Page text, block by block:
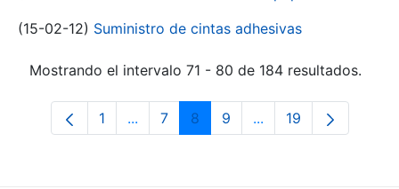
(15-02-12) Suministro de cintas adhesivas
Mostrando el intervalo 71 - 80 de 184 resultados.
Página
1 ...Páginas intermedias Use TAB para
Página
7 Página
8 Página
9 ...Páginas intermedias
Página
19